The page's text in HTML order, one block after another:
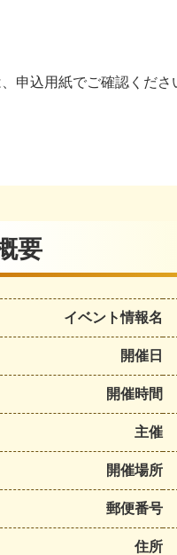
申込用紙でご確認くださ
要
イベント情報名
開催日
開催時間
主催
開催場所
郵便番号
住所